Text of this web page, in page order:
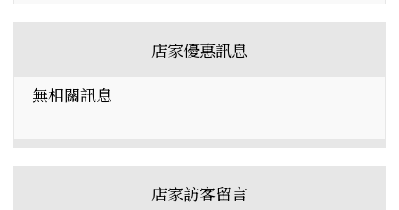
店家優惠訊息
無相關訊息
店家訪客留言